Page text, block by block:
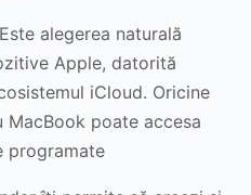
Este alegerea naturală
Apple, datorită
iCloud. Oricine
MacBook poate accesa
programate